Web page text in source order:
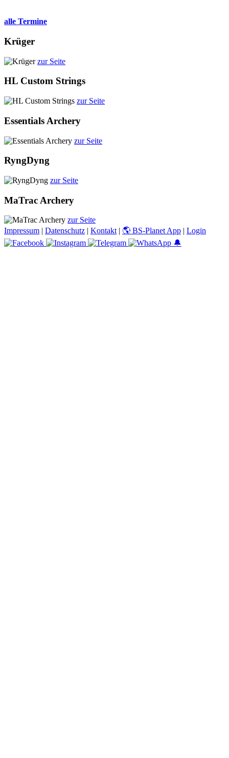
alle Termine
Krüger
zur Seite
HL Custom Strings
zur Seite
Essentials Archery
zur Seite
RyngDyng
zur Seite
MaTrac Archery
zur Seite
Impressum | Datenschutz | Kontakt | 🌎 BS-Planet App | Login
🔔